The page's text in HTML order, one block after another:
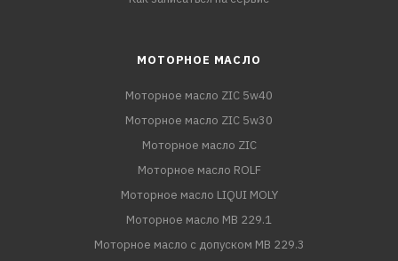
МОТОРНОЕ МАСЛО
Моторное масло ZIC 5w40
Моторное масло ZIC 5w30
Моторное масло ZIC
Моторное масло ROLF
Моторное масло LIQUI MOLY
Моторное масло MB 229.1
Моторное масло с допуском MB 229.3